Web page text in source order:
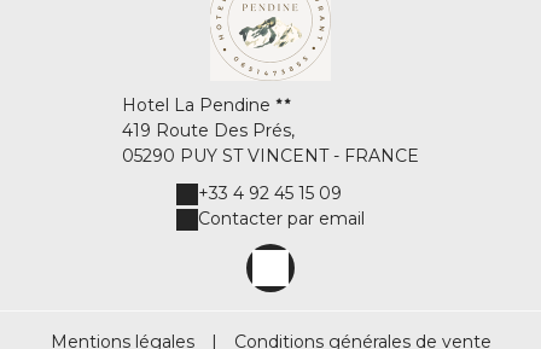
Hotel La Pendine
419 Route Des Prés,
05290 PUY ST VINCENT - FRANCE
+33 4 92 45 15 09
Contacter par email
Mentions légales | Conditions générales de vente